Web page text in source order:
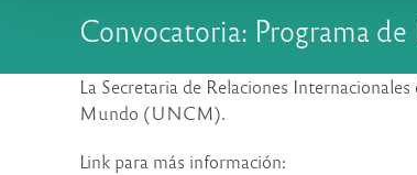
Convocatoria: Programa
La Secretaria de Relaciones
Mundo (UNCM).
Link para más información: